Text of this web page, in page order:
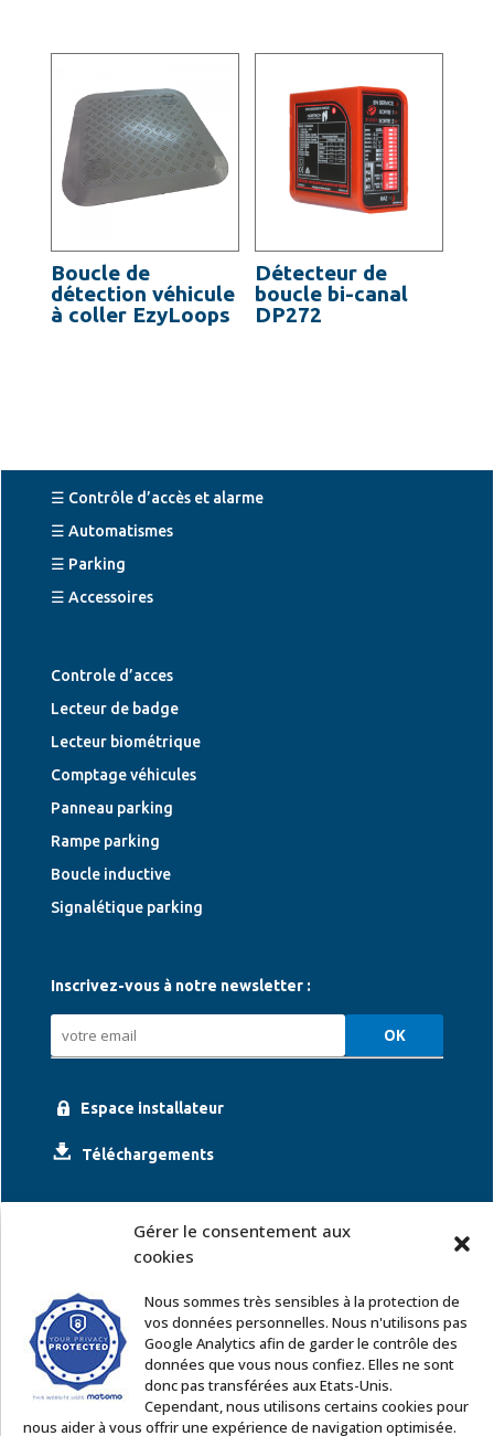
Gérer le consentement aux
cookies
Nous sommes très sensibles à la protection de
vos données personnelles. Nous n'utilisons pas
Google Analytics afin de garder le contrôle des
données que vous nous confiez. Elles ne sont
donc pas transférées aux Etats-Unis.
Cependant, nous utilisons certains cookies pour
nous aider à vous offrir une expérience de navigation optimisée.
Boucle de
détection véhicule
à coller EzyLoops
Détecteur de
boucle bi-canal
DP272
☰ Contrôle d’accès et alarme
☰ Automatismes
☰ Parking
☰ Accessoires
Controle d’acces
Lecteur de badge
Lecteur biométrique
Comptage véhicules
Panneau parking
Rampe parking
Boucle inductive
Signalétique parking
Inscrivez-vous à notre newsletter :
Espace installateur
Téléchargements
ACCOR SOLUTIONS
2 rue Léonard de Vinci – 91220 Le Plessis Pâté
Tél. : 01 60 85 64 62